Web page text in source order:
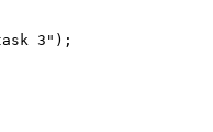
3");